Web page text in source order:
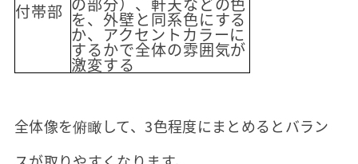
付帯部 を、外壁と同系色にする
か、アクセントカラーに
するかで全体の雰囲気が
激変する
全体像を俯瞰して、3色程度にまとめるとバラン